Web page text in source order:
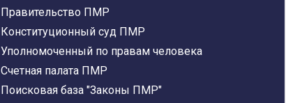
Правительство ПМР
Конституционный суд ПМР
Уполномоченный по правам человека
Счетная палата ПМР
Поисковая база "Законы ПМР"